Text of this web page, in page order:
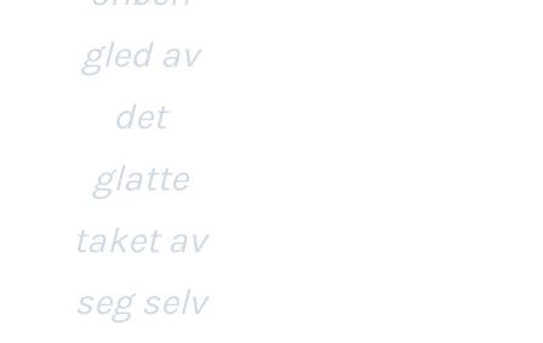
gled av
det
glatte
taket av
seg selv